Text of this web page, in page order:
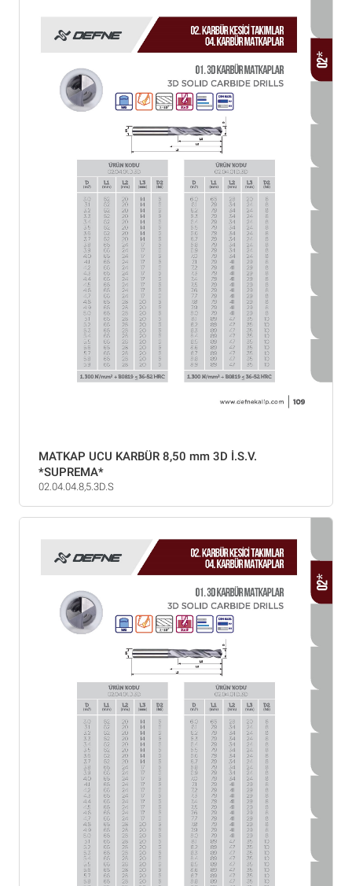
MATKAP UCU KARBÜR 8,50 mm 3D İ.S.V.
*SUPREMA*
02.04.04.8,5.3D.S